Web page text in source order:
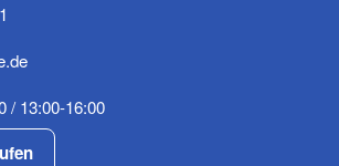
/ 13:00-16:00